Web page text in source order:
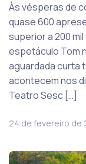
Às vésperas de
quase 600
superior a 200
espetáculo Tom
aguardada curta
acontecem nos
Teatro Sesc […]
24 de fevereiro de